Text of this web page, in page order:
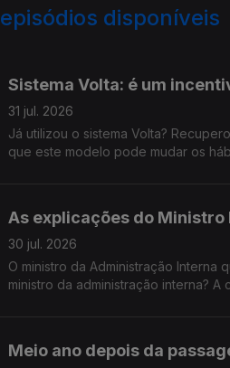
episódios disponíveis
Sistema Volta: é um
31 jul. 2026
Já utilizou o sistema Volta?
que este modelo pode mudar os
As explicações do Ministro
30 jul. 2026
O ministro da Administração
ministro da administração interna?
Meio ano depois da